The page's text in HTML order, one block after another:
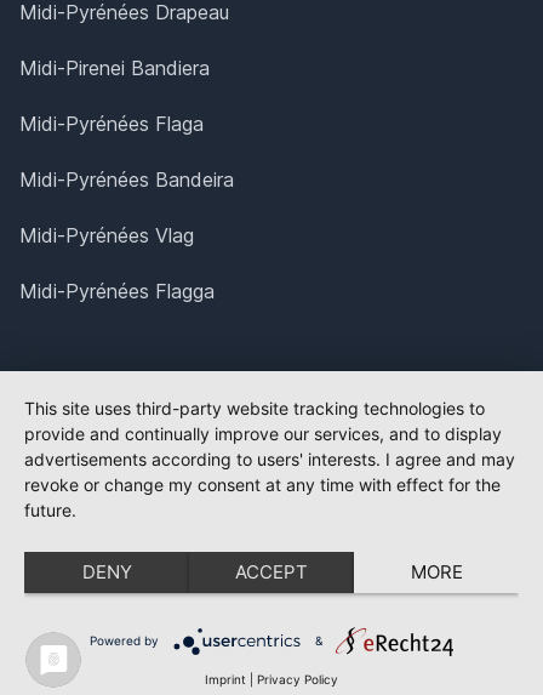
Midi-Pyrénées Drapeau
Midi-Pirenei Bandiera
Midi-Pyrénées Flaga
Midi-Pyrénées Bandeira
Midi-Pyrénées Vlag
Midi-Pyrénées Flagga
This site uses third-party website tracking technologies to
provide and continually improve our services, and to display
advertisements according to users' interests. I agree and may
revoke or change my consent at any time with effect for the
future.
DENY ACCEPT MORE
Powered by &
Imprint Privacy Policy